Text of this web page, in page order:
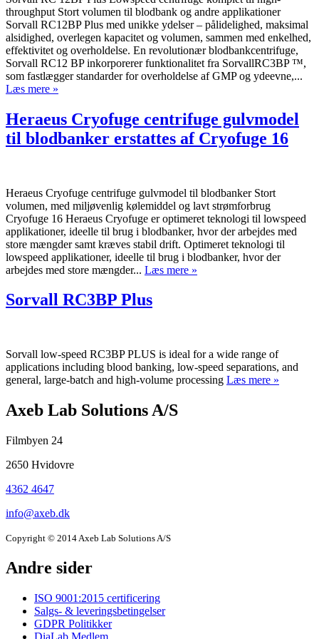
throughput Stort volumen til blodbank og andre applikationer
Sorvall RC12BP Plus med unikke ydelser – pålidelighed, maksimal
alsidighed, overlegen kapacitet og volumen, sammen med enkelhed,
effektivitet og overholdelse. En revolutionær blodbankcentrifuge,
Sorvall RC12 BP inkorporerer funktionalitet fra SorvallRC3BP ™,
som fastlægger standarder for overholdelse af GMP og ydeevne,...
Læs mere »
Heraeus Cryofuge centrifuge gulvmodel
til blodbanker erstattes af Cryofuge 16
Heraeus Cryofuge centrifuge gulvmodel til blodbanker Stort
volumen, med miljøvenlig kølemiddel og lavt strømforbrug
Cryofuge 16 Heraeus Cryofuge er optimeret teknologi til lowspeed
applikationer, ideelle til brug i blodbanker, hvor der arbejdes med
store mængder samt kræves stabil drift. Optimeret teknologi til
lowspeed applikationer, ideelle til brug i blodbanker, hvor der
arbejdes med store mængder... Læs mere »
Sorvall RC3BP Plus
Sorvall low-speed RC3BP PLUS is ideal for a wide range of
applications including blood banking, low-speed separations, and
general, large-batch and high-volume processing Læs mere »
Company
information
and
newsletter
Axeb Lab Solutions A/S
Filmbyen 24
2650 Hvidovre
4362 4647
info@axeb.dk
Copyright © 2014 Axeb Lab Solutions A/S
Andre sider
ISO 9001:2015 certificering
Salgs- & leveringsbetingelser
GDPR Politikker
DiaLab Medlem